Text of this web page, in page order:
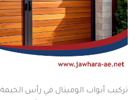
تركيب أبواب الوميتال في رأس الخيمة